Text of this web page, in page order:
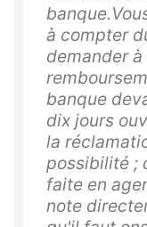
à compter
demander
banque
dix jours
la
possibilité ;
faite en
note